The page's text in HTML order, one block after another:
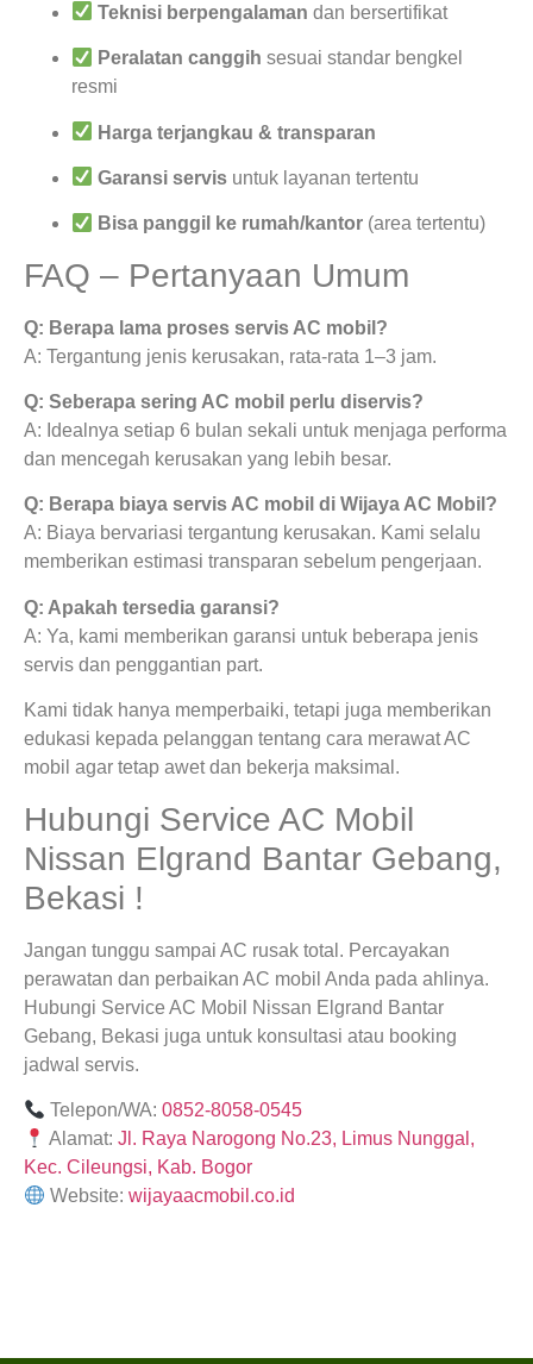
Teknisi berpengalaman dan bersertifikat
Peralatan canggih sesuai standar bengkel
resmi
Harga terjangkau & transparan
Garansi servis untuk layanan tertentu
Bisa panggil ke rumah/kantor (area tertentu)
FAQ – Pertanyaan Umum
Q: Berapa lama proses servis AC mobil?
A: Tergantung jenis kerusakan, rata-rata 1–3 jam.
Q: Seberapa sering AC mobil perlu diservis?
A: Idealnya setiap 6 bulan sekali untuk menjaga performa
dan mencegah kerusakan yang lebih besar.
Q: Berapa biaya servis AC mobil di Wijaya AC Mobil?
A: Biaya bervariasi tergantung kerusakan. Kami selalu
memberikan estimasi transparan sebelum pengerjaan.
Q: Apakah tersedia garansi?
A: Ya, kami memberikan garansi untuk beberapa jenis
servis dan penggantian part.
Kami tidak hanya memperbaiki, tetapi juga memberikan
edukasi kepada pelanggan tentang cara merawat AC
mobil agar tetap awet dan bekerja maksimal.
Hubungi Service AC Mobil
Nissan Elgrand Bantar Gebang,
Bekasi !
Jangan tunggu sampai AC rusak total. Percayakan
perawatan dan perbaikan AC mobil Anda pada ahlinya.
Hubungi Service AC Mobil Nissan Elgrand Bantar
Gebang, Bekasi juga untuk konsultasi atau booking
jadwal servis.
Telepon/WA:0852-8058-0545
Alamat:Jl. Raya Narogong No.23, Limus Nunggal,
Kec. Cileungsi, Kab. Bogor
Website:wijayaacmobil.co.id